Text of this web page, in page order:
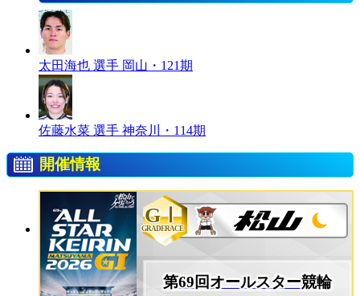
太田海也 選手 岡山・121期
佐藤水菜 選手 神奈川・114期
開催情報
GⅠ
GRADERACE
第69回オールスター競輪